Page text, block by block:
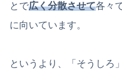
とで広く分散させて各々
に向いています。
というより、「そうしろ